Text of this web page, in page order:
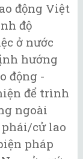
động Việt
độ
ở nước
hướng
động -
để trình
ngoài
phái/cử lao
pháp